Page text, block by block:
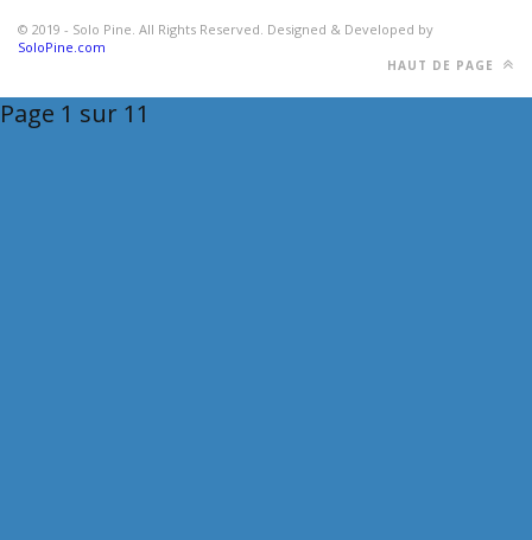
© 2019 - Solo Pine. All Rights Reserved. Designed & Developed by
SoloPine.com
HAUT DE PAGE
Page 1 sur 11